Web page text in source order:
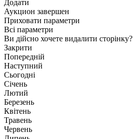
Додати
Аукцион завершен
Приховати параметри
Всі параметри
Ви дійсно хочете видалити сторінку?
Закрити
Попередній
Наступний
Сьогодні
Січень
Лютий
Березень
Квітень
Травень
Червень